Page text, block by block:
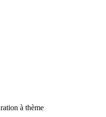
à thème